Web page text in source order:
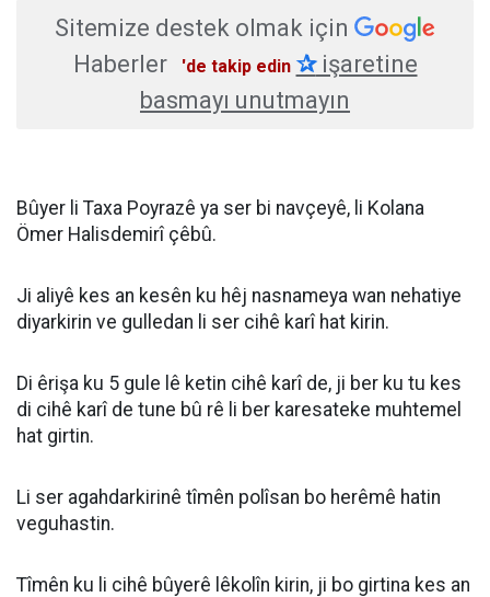
Sitemize destek olmak için
Haberler
'de takip edin ✰işaretine
basmayı unutmayın
Bûyer li Taxa Poyrazê ya ser bi navçeyê, li Kolana
Ömer Halisdemirî çêbû.
Ji aliyê kes an kesên ku hêj nasnameya wan nehatiye
diyarkirin ve gulledan li ser cihê karî hat kirin.
Di êrişa ku 5 gule lê ketin cihê karî de, ji ber ku tu kes
di cihê karî de tune bû rê li ber karesateke muhtemel
hat girtin.
Li ser agahdarkirinê tîmên polîsan bo herêmê hatin
veguhastin.
Tîmên ku li cihê bûyerê lêkolîn kirin, ji bo girtina kes an